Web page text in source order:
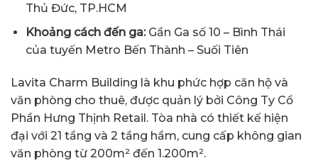
Thủ Đức, TP.HCM
Khoảng cách đến ga:Gần Ga số 10 – Bình Thái
của tuyến Metro Bến Thành – Suối Tiên
Lavita Charm Building là khu phức hợp căn hộ và
văn phòng cho thuê, được quản lý bởi Công Ty Cổ
Phần Hưng Thịnh Retail. Tòa nhà có thiết kế hiện
đại với 21 tầng và 2 tầng hầm, cung cấp không gian
văn phòng từ 200m² đến 1.200m².